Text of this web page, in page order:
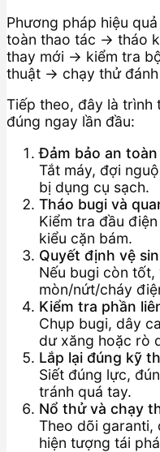
Phương pháp hiệu
toàn thao tác → tháo
thay mới → kiểm tra
thuật → chạy thử
Tiếp theo, đây là trình
đúng ngay lần đầu:
Đảm bảo an toàn
Tắt máy, đợi
bị dụng cụ sạch.
Tháo bugi và
Kiểm tra đầu
kiểu cặn bám.
Quyết định vệ
Nếu bugi còn tốt,
mòn/nứt/cháy
Kiểm tra phần
Chụp bugi, dây
dư xăng hoặc rò
Lắp lại đúng kỹ
Siết đúng lực,
tránh quá tay.
Nổ thử và chạy
Theo dõi garanti,
hiện tượng tái